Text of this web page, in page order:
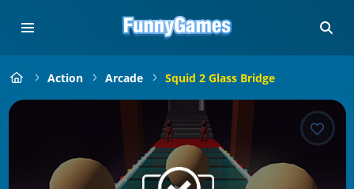
Action Arcade Squid 2 Glass Bridge